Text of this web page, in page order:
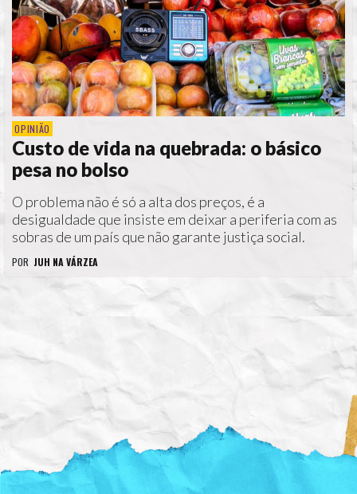
OPINIÃO
Custo de vida na quebrada: o básico
pesa no bolso
O problema não é só a alta dos preços, é a
desigualdade que insiste em deixar a periferia com as
sobras de um país que não garante justiça social.
POR JUH NA VÁRZEA